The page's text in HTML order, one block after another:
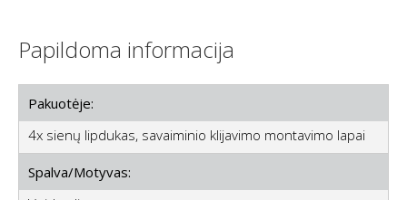
Papildoma informacija
Pakuotėje:
4x sienų lipdukas, savaiminio klijavimo montavimo lapai
Spalva/Motyvas: